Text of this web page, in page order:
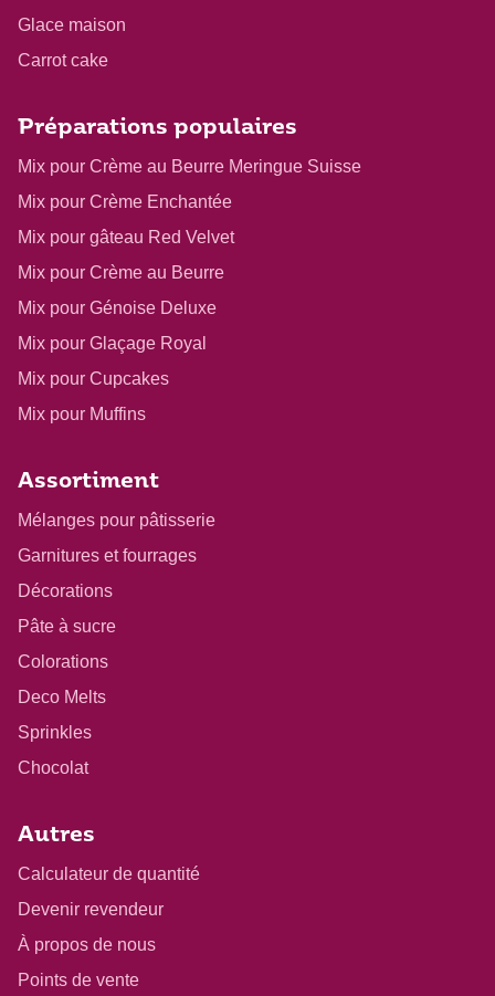
Glace maison
Carrot cake
Préparations populaires
Mix pour Crème au Beurre Meringue Suisse
Mix pour Crème Enchantée
Mix pour gâteau Red Velvet
Mix pour Crème au Beurre
Mix pour Génoise Deluxe
Mix pour Glaçage Royal
Mix pour Cupcakes
Mix pour Muffins
Assortiment
Mélanges pour pâtisserie
Garnitures et fourrages
Décorations
Pâte à sucre
Colorations
Deco Melts
Sprinkles
Chocolat
Autres
Calculateur de quantité
Devenir revendeur
À propos de nous
Points de vente